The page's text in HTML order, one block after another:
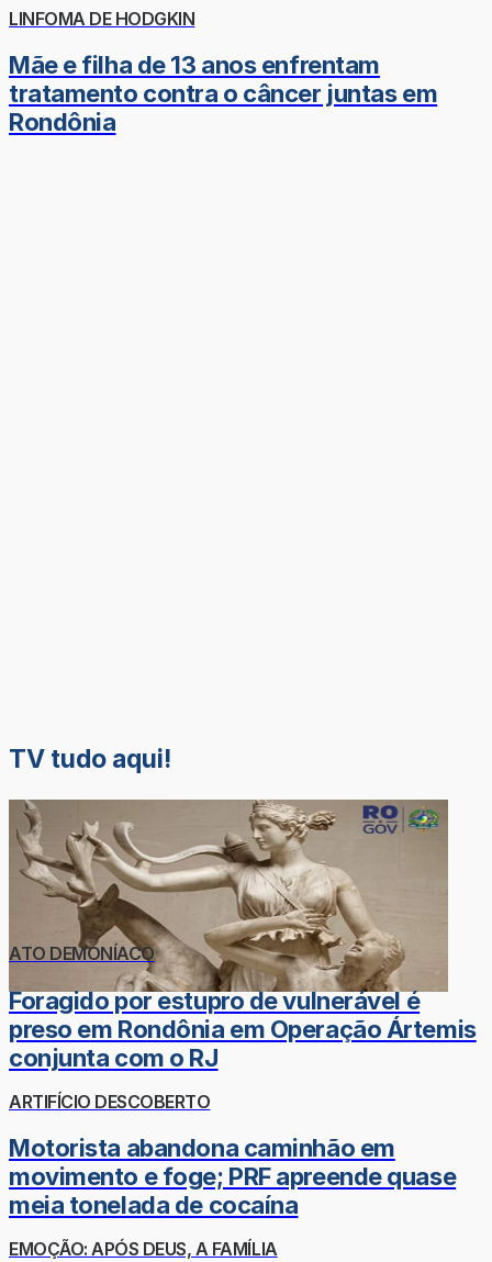
LINFOMA DE HODGKIN
Mãe e filha de 13 anos enfrentam
tratamento contra o câncer juntas em
Rondônia
TV tudo aqui!
ATO DEMONÍACO
Foragido por estupro de vulnerável é
preso em Rondônia em Operação Ártemis
conjunta com o RJ
ARTIFÍCIO DESCOBERTO
Motorista abandona caminhão em
movimento e foge; PRF apreende quase
meia tonelada de cocaína
EMOÇÃO: APÓS DEUS, A FAMÍLIA